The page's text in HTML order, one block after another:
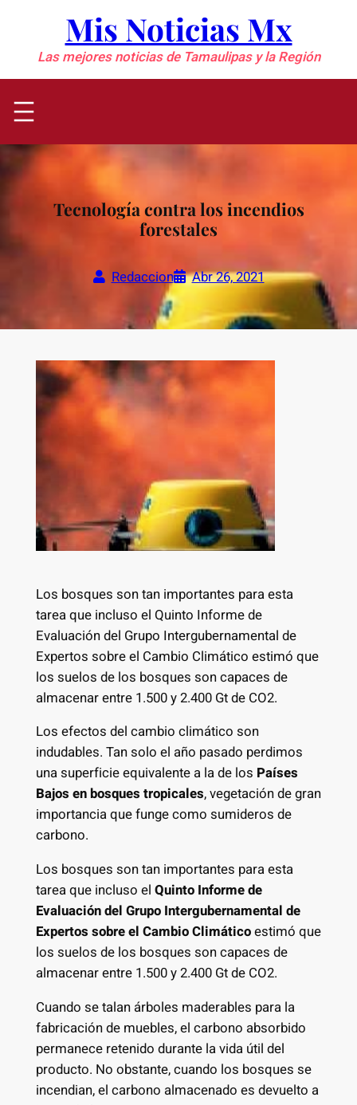
contenido
Mis Noticias Mx
Las mejores noticias de Tamaulipas y la Región
Tecnología contra los incendios
forestales
Redaccion Abr 26, 2021
Los bosques son tan importantes para esta
tarea que incluso el Quinto Informe de
Evaluación del Grupo Intergubernamental de
Expertos sobre el Cambio Climático estimó que
los suelos de los bosques son capaces de
almacenar entre 1.500 y 2.400 Gt de CO2.
Los efectos del cambio climático son
indudables. Tan solo el año pasado perdimos
una superficie equivalente a la de los Países
Bajos en bosques tropicales, vegetación de gran
importancia que funge como sumideros de
carbono.
Los bosques son tan importantes para esta
tarea que incluso el Quinto Informe de
Evaluación del Grupo Intergubernamental de
Expertos sobre el Cambio Climáticoestimó que
los suelos de los bosques son capaces de
almacenar entre 1.500 y 2.400 Gt de CO2.
Cuando se talan árboles maderables para la
fabricación de muebles, el carbono absorbido
permanece retenido durante la vida útil del
producto. No obstante, cuando los bosques se
incendian, el carbono almacenado es devuelto a